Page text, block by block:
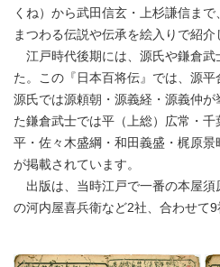
くね）から武田信玄・上杉謙信ま
まつわる伝説や伝承を絵入りで紹介
江戸時代後期には、源氏や鎌倉武
た。この『日本百将伝』では、源平
源氏では源頼朝・源義経・源義仲が
た鎌倉武士では平（上総）広常・
平・佐々木盛綱・和田義盛・梶原
が掲載されています。
出版は、当時江戸で一番の本屋須
の河内屋喜兵衛など2社、合わせて9